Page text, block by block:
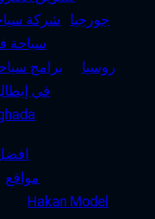
جورجيا
شركة
سياحة
روسيا
برامج
في
مواقع
Hakan Model